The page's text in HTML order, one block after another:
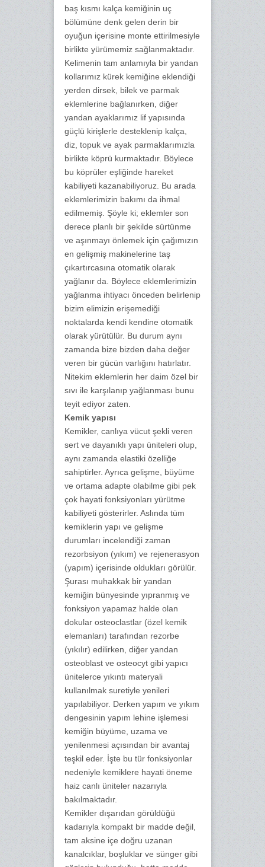
baş kısmı kalça kemiğinin uç
bölümüne denk gelen derin bir
oyuğun içerisine monte ettirilmesiyle
birlikte yürümemiz sağlanmaktadır.
Kelimenin tam anlamıyla bir yandan
kollarımız kürek kemiğine eklendiği
yerden dirsek, bilek ve parmak
eklemlerine bağlanırken, diğer
yandan ayaklarımız lif yapısında
güçlü kirişlerle desteklenip kalça,
diz, topuk ve ayak parmaklarımızla
birlikte köprü kurmaktadır. Böylece
bu köprüler eşliğinde hareket
kabiliyeti kazanabiliyoruz. Bu arada
eklemlerimizin bakımı da ihmal
edilmemiş. Şöyle ki; eklemler son
derece planlı bir şekilde sürtünme
ve aşınmayı önlemek için çağımızın
en gelişmiş makinelerine taş
çıkartırcasına otomatik olarak
yağlanır da. Böylece eklemlerimizin
yağlanma ihtiyacı önceden belirlenip
bizim elimizin erişemediği
noktalarda kendi kendine otomatik
olarak yürütülür. Bu durum aynı
zamanda bize bizden daha değer
veren bir gücün varlığını hatırlatır.
Nitekim eklemlerin her daim özel bir
sıvı ile karşılanıp yağlanması bunu
teyit ediyor zaten.
Kemik yapısı
Kemikler, canlıya vücut şekli veren
sert ve dayanıklı yapı üniteleri olup,
aynı zamanda elastiki özelliğe
sahiptirler. Ayrıca gelişme, büyüme
ve ortama adapte olabilme gibi pek
çok hayati fonksiyonları yürütme
kabiliyeti gösterirler. Aslında tüm
kemiklerin yapı ve gelişme
durumları incelendiği zaman
rezorbsiyon (yıkım) ve rejenerasyon
(yapım) içerisinde oldukları görülür.
Şurası muhakkak bir yandan
kemiğin bünyesinde yıpranmış ve
fonksiyon yapamaz halde olan
dokular osteoclastlar (özel kemik
elemanları) tarafından rezorbe
(yıkılır) edilirken, diğer yandan
osteoblast ve osteocyt gibi yapıcı
ünitelerce yıkıntı materyali
kullanılmak suretiyle yenileri
yapılabiliyor. Derken yapım ve yıkım
dengesinin yapım lehine işlemesi
kemiğin büyüme, uzama ve
yenilenmesi açısından bir avantaj
teşkil eder. İşte bu tür fonksiyonlar
nedeniyle kemiklere hayati öneme
haiz canlı üniteler nazarıyla
bakılmaktadır.
Kemikler dışarıdan görüldüğü
kadarıyla kompakt bir madde değil,
tam aksine içe doğru uzanan
kanalcıklar, boşluklar ve sünger gibi